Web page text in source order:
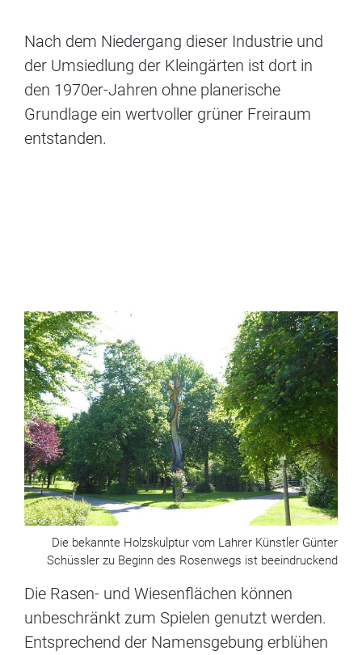
Nach dem Niedergang dieser Industrie und
der Umsiedlung der Kleingärten ist dort in
den 1970er-Jahren ohne planerische
Grundlage ein wertvoller grüner Freiraum
entstanden.
Die bekannte Holzskulptur vom Lahrer Künstler Günter
Schüssler zu Beginn des Rosenwegs ist beeindruckend
Die Rasen- und Wiesenflächen können
unbeschränkt zum Spielen genutzt werden.
Entsprechend der Namensgebung erblühen